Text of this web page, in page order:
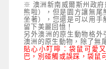
※ 澳洲新南威爾斯州政府
熊啦），但是園方讓無
坐著），您還是可以用手
留下美麗回憶！
另外澳洲的原生動物格
澳洲的原生動物，除了無
貼心小叮嚀：袋鼠可愛
巴，別碰觸或誤踩，袋鼠